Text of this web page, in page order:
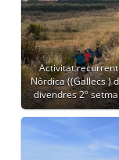
Activitat
Nòrdica ((Gallecs )
divendres 2º